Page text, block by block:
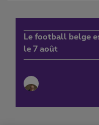
Le football belge
le 7 août